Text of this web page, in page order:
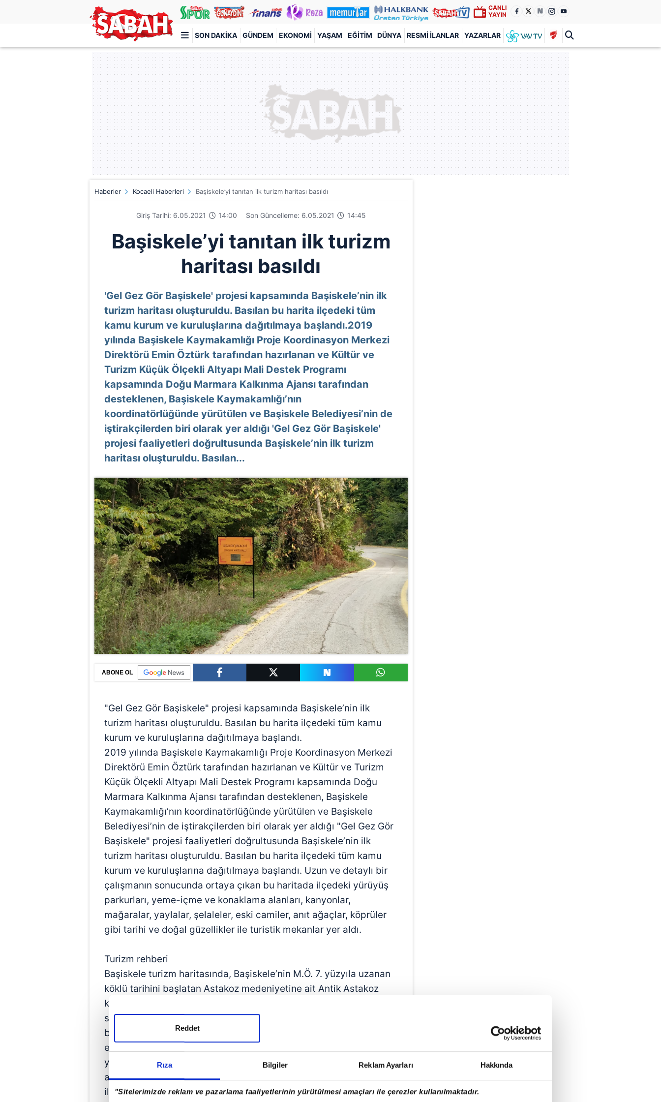
Rıza Bilgiler Reklam Ayarları Hakkında
"Sitelerimizde reklam ve pazarlama faaliyetlerinin yürütülmesi amaçları ile çerezler kullanılmaktadır.
Reddet
CANLI
YAYIN
SON DAKIKA GÜNDEM EKONOMI YAŞAM EĞITIM DÜNYA RESMI İLANLAR YAZARLAR
Türkiye'nin en iyi haber sitesi
Haberler Kocaeli Haberleri Başiskele’yi tanıtan ilk turizm haritası basıldı
Giriş Tarihi: 6.05.2021 14:00 Son Güncelleme: 6.05.2021 14:45
Başiskele’yi tanıtan ilk turizm
haritası basıldı
'Gel Gez Gör Başiskele' projesi kapsamında Başiskele’nin ilk
turizm haritası oluşturuldu. Basılan bu harita ilçedeki tüm
kamu kurum ve kuruluşlarına dağıtılmaya başlandı.2019
yılında Başiskele Kaymakamlığı Proje Koordinasyon Merkezi
Direktörü Emin Öztürk tarafından hazırlanan ve Kültür ve
Turizm Küçük Ölçekli Altyapı Mali Destek Programı
kapsamında Doğu Marmara Kalkınma Ajansı tarafından
desteklenen, Başiskele Kaymakamlığı’nın
koordinatörlüğünde yürütülen ve Başiskele Belediyesi’nin de
iştirakçilerden biri olarak yer aldığı 'Gel Gez Gör Başiskele'
projesi faaliyetleri doğrultusunda Başiskele’nin ilk turizm
haritası oluşturuldu. Basılan...
ABONE OL
"Gel Gez Gör Başiskele" projesi kapsamında Başiskele’nin ilk
turizm haritası oluşturuldu. Basılan bu harita ilçedeki tüm kamu
kurum ve kuruluşlarına dağıtılmaya başlandı.
2019 yılında Başiskele Kaymakamlığı Proje Koordinasyon Merkezi
Direktörü Emin Öztürk tarafından hazırlanan ve Kültür ve Turizm
Küçük Ölçekli Altyapı Mali Destek Programı kapsamında Doğu
Marmara Kalkınma Ajansı tarafından desteklenen, Başiskele
Kaymakamlığı’nın koordinatörlüğünde yürütülen ve Başiskele
Belediyesi’nin de iştirakçilerden biri olarak yer aldığı "Gel Gez Gör
Başiskele" projesi faaliyetleri doğrultusunda Başiskele’nin ilk
turizm haritası oluşturuldu. Basılan bu harita ilçedeki tüm kamu
kurum ve kuruluşlarına dağıtılmaya başlandı. Uzun ve detaylı bir
çalışmanın sonucunda ortaya çıkan bu haritada ilçedeki yürüyüş
parkurları, yeme-içme ve konaklama alanları, kanyonlar,
mağaralar, yaylalar, şelaleler, eski camiler, anıt ağaçlar, köprüler
gibi tarihi ve doğal güzellikler ile turistik mekanlar yer aldı.
Turizm rehberi
Başiskele turizm haritasında, Başiskele’nin M.Ö. 7. yüzyıla uzanan
köklü tarihini başlatan Astakoz medeniyetine ait Antik Astakoz
kenti ve iskelesinin dönemindeki konumlarına ve günümüzdeki
sınırlarına da yer verildi. Başiskele Turizm Haritasıyla senkronize
bir şekilde hazırlanan Başiskele Turizm Rehberi, ilçeyi ziyaret
edecek turistlerin aradıkları her şeyi bulabilecekleri kapsamlı bir
yayın olarak ortaya çıkarıldı. Başiskele’ye ait önemli yerlerin
açıklamaları ve Başiskele Turizm Haritası’nın bulunduğu rehber,
ilçedeki kamu kurum ve kuruluşlarına dağıtıldı. Vatandaşlar bu